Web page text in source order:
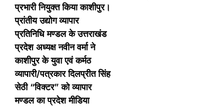
प्रभारी नियुक्त किया काशीपुर।
प्रांतीय उद्योग व्यापार
प्रतिनिधि मण्डल के उत्तराखंड
प्रदेश अध्यक्ष नवीन वर्मा ने
काशीपुर के युवा एवं कर्मठ
व्यापारी/पत्रकार दिलप्रीत सिंह
सेठी “विक्टर” को व्यापार
मण्डल का प्रदेश मीडिया